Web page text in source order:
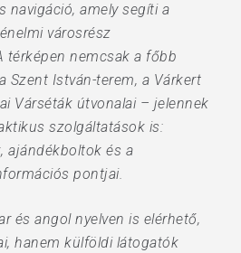
navigáció, amely segíti a
városrész
térképen nemcsak a főbb
Szent István-terem, a Várkert
Várséták útvonalai – jelennek
szolgáltatások is:
ajándékboltok és a
pontjai.
és angol nyelven is elérhető,
hanem külföldi látogatók